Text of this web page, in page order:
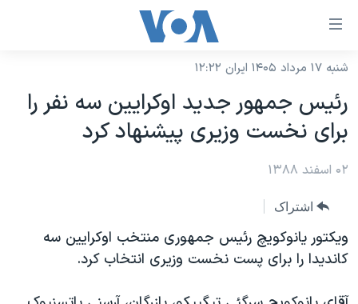
لینکهای
دسترسی
جهش
محتوای
اصلی
صفحه
اصلی
جهش
به
نسخه سبک وب‌سایت
موضوع ها
ایران
آمریکا
ورزشی
برنامه های تلویزیونی
جدول برنامه ها
صفحه‌های ویژه
جام جهانی ۲۰۲۶
فرکانس‌های صدای آمریکا
شنبه ۱۷ مرداد ۱۴۰۵ ایران ۱۲:۲۲
رئیس جمهور جدید اوکرایین سه نفر را
برای نخست وزیری پیشنهاد کرد
۰۲ اسفند ۱۳۸۸
اشتراک
ویکتور یانوکویچ رئیس جمهوری منتخب اوکرایین سه
کاندیدا را برای پست نخست وزیری انتخاب کرد.